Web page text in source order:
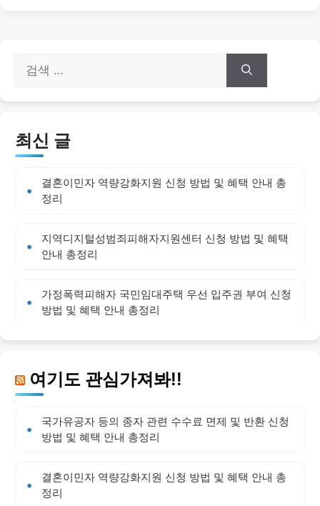
색:
최신 글
결혼이민자 역량강화지원 신청 방법 및 혜택 안내 총
정리
지역디지털성범죄피해자지원센터 신청 방법 및 혜택
안내 총정리
가정폭력피해자 국민임대주택 우선 입주권 부여 신청
방법 및 혜택 안내 총정리
여기도 관심가져봐!!
국가유공자 등의 종자 관련 수수료 면제 및 반환 신청
방법 및 혜택 안내 총정리
결혼이민자 역량강화지원 신청 방법 및 혜택 안내 총
정리